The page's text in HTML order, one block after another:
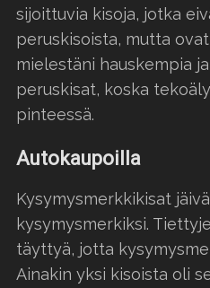
sijoittuvia kisoja, jotka
peruskisoista, mutta
mielestäni hauskempia
peruskisat, koska
pinteessä.
Autokaupoilla
Kysymysmerkkikisat
kysymysmerkiksi.
täyttyä, jotta
Ainakin yksi kisoista oli